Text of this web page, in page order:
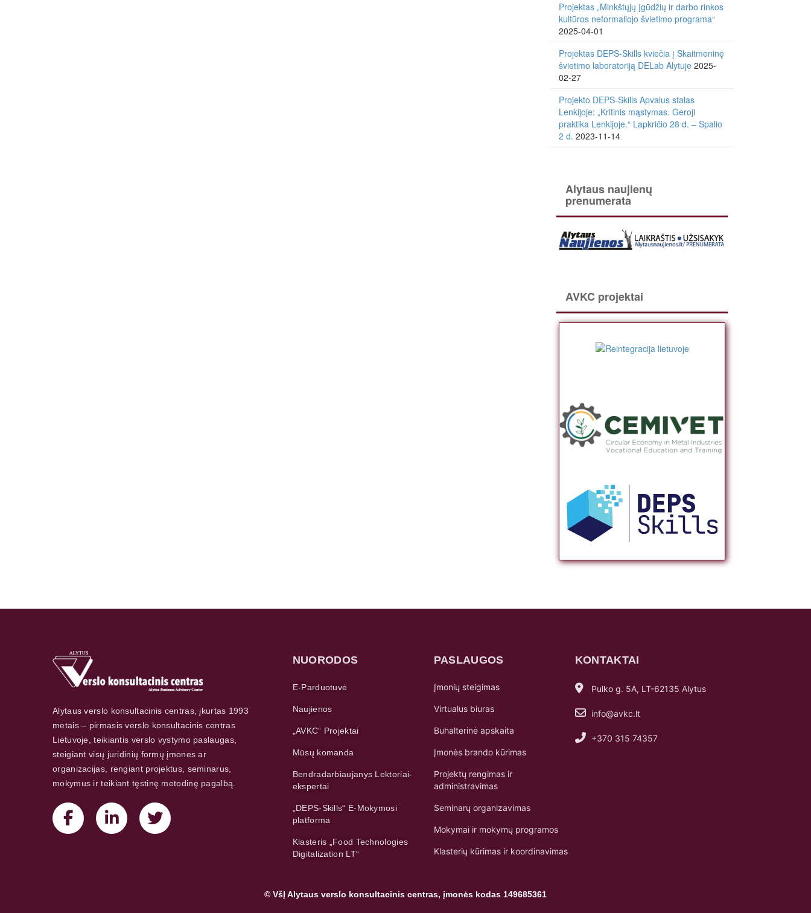
Projektas „Minkštųjų įgūdžių ir darbo rinkos
kultūros neformaliojo švietimo programa“
2025-04-01
Projektas DEPS-Skills kviečia į Skaitmeninę
švietimo laboratoriją DELab Alytuje 2025-
02-27
Projekto DEPS-Skills Apvalus stalas
Lenkijoje: „Kritinis mąstymas. Geroji
praktika Lenkijoje.“ Lapkričio 28 d. – Spalio
2 d. 2023-11-14
Alytaus naujienų
prenumerata
AVKC projektai
Alytaus verslo konsultacinis centras, įkurtas 1993
metais – pirmasis verslo konsultacinis centras
Lietuvoje, teikiantis verslo vystymo paslaugas,
steigiant visų juridinių formų įmones ar
organizacijas, rengiant projektus, seminarus,
mokymus ir teikiant tęstinę metodinę pagalbą.
NUORODOS
E-Parduotuvė
Naujienos
„AVKC“ Projektai
Mūsų komanda
Bendradarbiaujanys Lektoriai-
ekspertai
„DEPS-Skills“ E-Mokymosi
platforma
Klasteris „Food Technologies
Digitalization LT“
PASLAUGOS
Įmonių steigimas
Virtualus biuras
Buhalterinė apskaita
Įmonės brando kūrimas
Projektų rengimas ir
administravimas
Seminarų organizavimas
Mokymai ir mokymų programos
Klasterių kūrimas ir koordinavimas
KONTAKTAI
Pulko g. 5A, LT-62135 Alytus
info@avkc.lt
+370 315 74357
© VšĮ Alytaus verslo konsultacinis centras, įmonės kodas 149685361